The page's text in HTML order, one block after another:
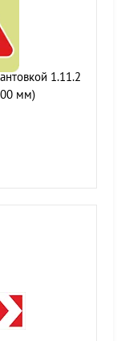
1.11.2
мм)